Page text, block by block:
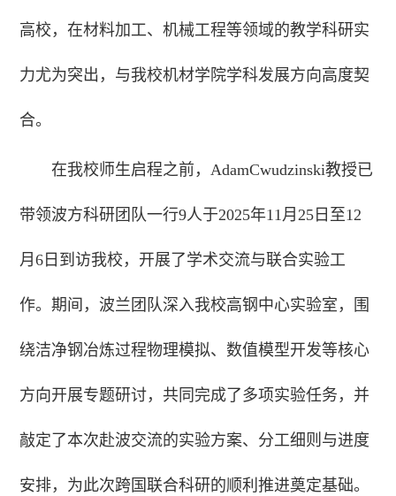
高校，在材料加工、机械工程等领域的教学科研实
力尤为突出，与我校机材学院学科发展方向高度契
合。
在我校师生启程之前，AdamCwudzinski教授已
带领波方科研团队一行9人于2025年11月25日至12
月6日到访我校，开展了学术交流与联合实验工
作。期间，波兰团队深入我校高钢中心实验室，围
绕洁净钢冶炼过程物理模拟、数值模型开发等核心
方向开展专题研讨，共同完成了多项实验任务，并
敲定了本次赴波交流的实验方案、分工细则与进度
安排，为此次跨国联合科研的顺利推进奠定基础。